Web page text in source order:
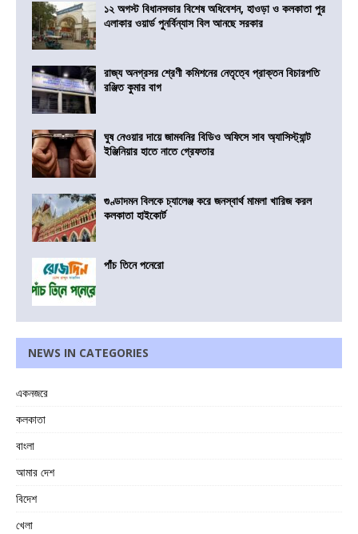
১২ অগস্ট বিধানসভার বিশেষ অধিবেশন, হাওড়া ও কলকাতা পুর
এলাকার ওয়ার্ড পুনর্বিন্যাস বিল আনছে সরকার
রাজ্য অনগ্রসর শ্রেণী কমিশনের নেতৃত্বে প্রাক্তন বিচারপতি
রঞ্জিত কুমার বাগ
ঘুষ নেওয়ার দায়ে জামবনির বিডিও অফিসে সাব অ্যাসিস্ট্যান্ট
ইঞ্জিনিয়ার হাতে নাতে গ্রেফতার
গুণ্ডাদমন বিলকে চ্যালেঞ্জ করে জনস্বার্থ মামলা খারিজ করল
কলকাতা হাইকোর্ট
পাঁচ তিনে পনেরো
NEWS IN CATEGORIES
একনজরে
কলকাতা
বাংলা
আমার দেশ
বিদেশ
খেলা